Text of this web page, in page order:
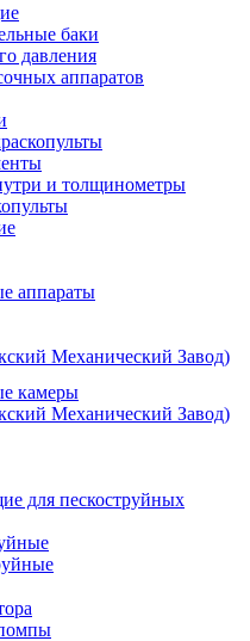
баки
давления
аппаратов
и толщинометры
аппараты
Механический Завод)
камеры
Механический Завод)
для пескоструйных